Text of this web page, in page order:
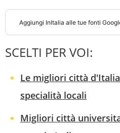
Aggiungi InItalia alle tue fonti
SCELTI PER VOI:
Le migliori città
specialità locali
Migliori città